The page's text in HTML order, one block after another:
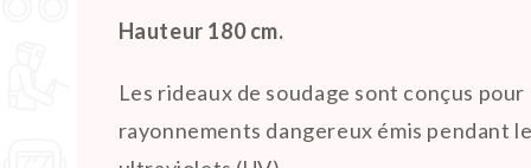
Hauteur 180 cm.
Les rideaux de soudage sont conçus
rayonnements dangereux émis pendant